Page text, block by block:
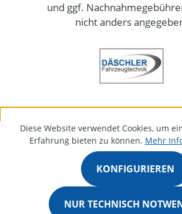
und ggf.
nicht anders
Diese Website verwendet Cookies, um
Erfahrung bieten zu können. Mehr
NUR TECHNISCH
KONFIGURIEREN